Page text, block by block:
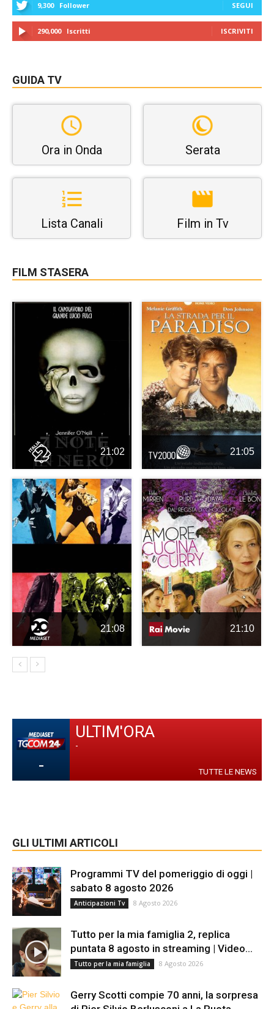
9,300 Follower SEGUI
290,000 Iscritti ISCRIVITI
GUIDA TV
Ora in Onda Serata
Lista Canali Film in Tv
FILM STASERA
21:02 21:05
21:08 21:10
-
ULTIM'ORA
-
TUTTE LE NEWS
GLI ULTIMI ARTICOLI
Programmi TV del pomeriggio di oggi |
sabato 8 agosto 2026
Anticipazioni Tv 8 Agosto 2026
Tutto per la mia famiglia 2, replica
puntata 8 agosto in streaming | Video...
Tutto per la mia famiglia 8 Agosto 2026
Gerry Scotti compie 70 anni, la sorpresa